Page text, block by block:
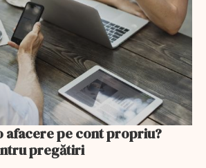
afacere pe cont propriu?
pregătiri